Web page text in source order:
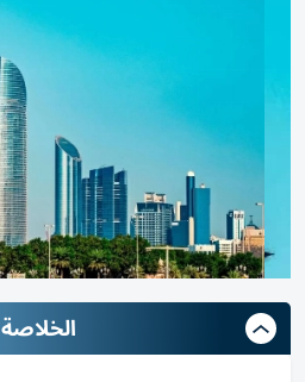
الخلاصة